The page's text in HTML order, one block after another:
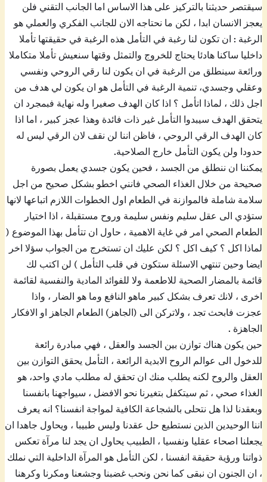
سيقتصر حديثنا بالتركيز على هذا الاساس اما الجانب التقني فلن
يعجز الانسان ابدا ، لكن ما نحتاجه الان للجانب الفكري والعملي هو
الرغبة : ان تكون لنا رغبة في التأمل هذه الرغبة في حقيقتها تأملا
داخليا ساكنا هادئا يحتاج للخروج والتمثل وقتها سنعيش تأملا متكاملا
ورائعة سينطلق من الرغبة في ان يكون لنا رقي الروحي ونفسي
وعقلي وجسدي، تنمية الرغبة في التأمل هو ان يكون لي هدف من
اجل ذلك ، لماذا اتأمل ؟ اذا كان الهدف صغيرا وله نهاية فبمجرد ان
يتحقق الهدف سيبدوا التأمل غير ذات فائدة وهذا عجز كبير ، اما اذا
كان الهدف الرقي الروحي ، فاظن اننا لن نقف لان الرقي ليس له
حدودا ولن يكون التأمل خارج الصلاحية.
يمكننا ان ننطلق من الجسد ، فحين يكون جسدي يعمل بصورة
صحيحة من خلال الغذاء الصحي فانني اخطو بشكل صحيح من اجل
سلامة شاملة فالموازنة في الطعام اول الخطوات اللازم اتباعها لانها
ستؤدي الى عقل سليم ونفس سليمة وروح مستقبلة ، اذا اختيار
الطعام الصحي امر في غاية الاهمية ، حاول ان تتأمل بهذا الموضوع (
لماذا اكل ؟ كيف اكل ؟ لكن عليك ان تستخرج من الجواب سؤلا اخر
ايضا وحين تنتهي الاسئلة ستكون في قلب التأمل ) لن اكتب لك
قائمة بالمضار الصحية للاطعمة ولا للفوائد المادية والنفسية لقائمة
اخرى ، لانك تعرف بشكل كبير ماهو النافع وما هو الضار ، واذا
عجزت فابحث تجد ، ولاتركن الى (الجاهز) الطعام الجاهز او الافكار
الجاهزة .
حين يكون هناك توازن بين الجسد والعقل ، فهي مبادرة رائعة
للدخول الى عوالم الروح الابدية الرائعة ، التأمل يحقق التوازن بين
العقل والروح لكنه يطلب منك ان تحقق له مطلب مادي واحد، هو
الغذاء صحي ، ثم سيتكفل بتغيرنا نحو الافضل ، سيواجهنا بانفسنا
وبعقدنا لذا هل نتحلى بالشجاعة الكافية لمواجة انفسنا؟ انه يعرف
اننا الوحيدين الذين نستطيع حل عقدنا وليس طبيبا ، ويحاول جاهدا ان
يجعلنا اصحاء عقليا ونفسيا ، الطبيب يحاول ان يجد لنا مرآة تعكس
ذواتنا ورؤية حقيقة انفسنا ، لكن التأمل هو المرآة الداخلية التي نملك
، ان الجنون ان نبقى كما نحن ونحب غضبنا وجشعنا ومكرنا وكرهنا